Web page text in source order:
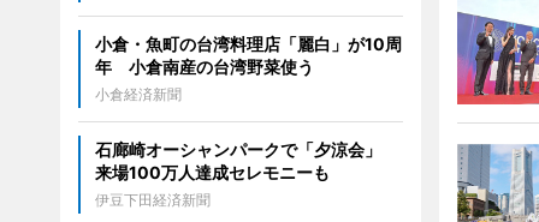
小倉・魚町の台湾料理店「麗白」が10周
年 小倉南産の台湾野菜使う
小倉経済新聞
石廊崎オーシャンパークで「夕涼会」
来場100万人達成セレモニーも
伊豆下田経済新聞